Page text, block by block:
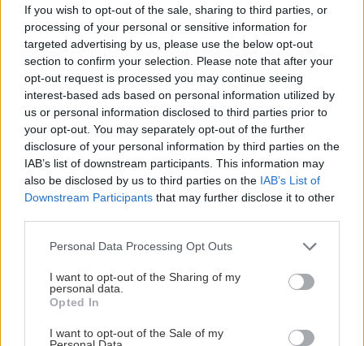
If you wish to opt-out of the sale, sharing to third parties, or
processing of your personal or sensitive information for
targeted advertising by us, please use the below opt-out
section to confirm your selection. Please note that after your
opt-out request is processed you may continue seeing
interest-based ads based on personal information utilized by
us or personal information disclosed to third parties prior to
your opt-out. You may separately opt-out of the further
disclosure of your personal information by third parties on the
IAB’s list of downstream participants. This information may
also be disclosed by us to third parties on the IAB’s List of
Downstream Participants that may further disclose it to other
Please note that this website/app uses one or more Google
not limited to your visit or usage behaviour. You may click to
grant or deny consent to Google and its third-party tags to
use your data for below specified purposes in below Google
consent section.
Personal Data Processing Opt Outs
I want to opt-out of the Sharing of my
personal data.
Opted In
I want to opt-out of the Sale of my
VIDEO
Chcete dominantu interiéru,
ktorá pritiahne pohľady?
Vyrobte si takéto masívne
Prečo klasická
ako to vyriešiť